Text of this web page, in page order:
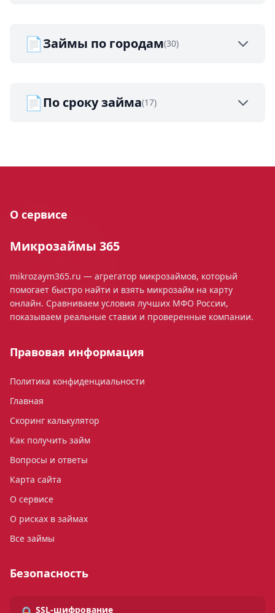
📄Займы по городам(30)
📄По сроку займа(17)
О сервисе
Микрозаймы 365
mikrozaym365.ru — агрегатор микрозаймов, который
помогает быстро найти и взять микрозайм на карту
онлайн. Сравниваем условия лучших МФО России,
показываем реальные ставки и проверенные компании.
Правовая информация
Политика конфиденциальности
Главная
Скоринг калькулятор
Как получить займ
Вопросы и ответы
Карта сайта
О сервисе
О рисках в займах
Все займы
Безопасность
SSL-шифрование